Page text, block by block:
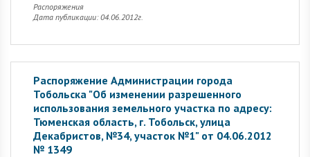
Распоряжения
Дата публикации: 04.06.2012г.
Распоряжение Администрации города
Тобольска "Об изменении разрешенного
использования земельного участка по адресу:
Тюменская область, г. Тобольск, улица
Декабристов, №34, участок №1" от 04.06.2012
№ 1349